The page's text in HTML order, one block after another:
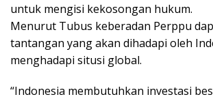
untuk mengisi kekosongan hukum.
Menurut Tubus keberadan Perppu
tantangan yang akan dihadapi oleh
menghadapi situsi global.
“Indonesia membutuhkan investasi